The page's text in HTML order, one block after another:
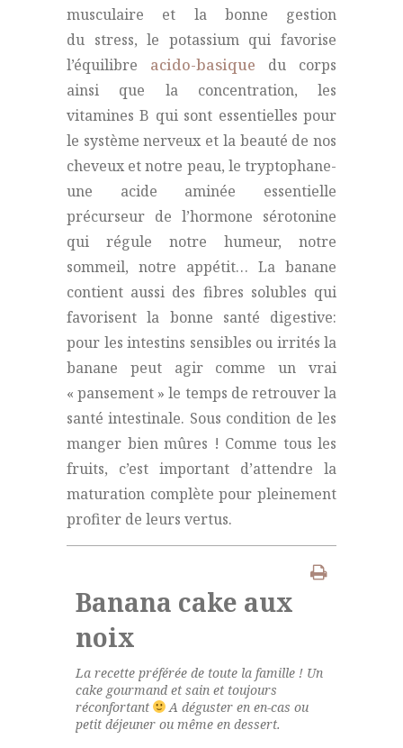
musculaire et la bonne gestion
du stress, le potassium qui favorise
l’équilibre acido-basique du corps
ainsi que la concentration, les
vitamines B qui sont essentielles pour
le système nerveux et la beauté de nos
cheveux et notre peau, le tryptophane-
une acide aminée essentielle
précurseur de l’hormone sérotonine
qui régule notre humeur, notre
sommeil, notre appétit… La banane
contient aussi des fibres solubles qui
favorisent la bonne santé digestive:
pour les intestins sensibles ou irrités la
banane peut agir comme un vrai
« pansement » le temps de retrouver la
santé intestinale. Sous condition de les
manger bien mûres ! Comme tous les
fruits, c’est important d’attendre la
maturation complète pour pleinement
profiter de leurs vertus.
Banana cake aux
noix
La recette préférée de toute la famille ! Un
cake gourmand et sain et toujours
réconfortant
A déguster en en-cas ou
petit déjeuner ou même en dessert.